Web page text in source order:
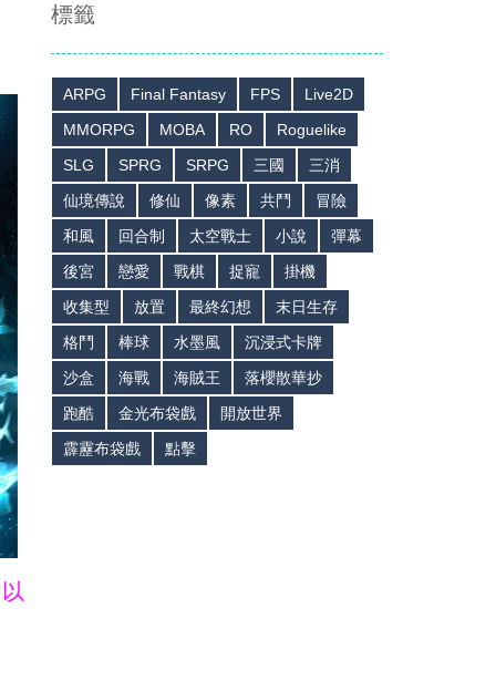
標籤
ARPG Final Fantasy FPS
Live2D
MMORPG
MOBA RO
Roguelike
SLG
SPRG SRPG 三國
三消
仙境傳說
修仙 像素 共鬥
冒險
和風
回合制 太空戰士 小說
彈幕
後宮
戀愛 戰棋 捉寵
掛機
收集型
放置 最終幻想
末日生存
格鬥
棒球 水墨風
沉浸式卡牌
沙盒
海戰 海賊王
落櫻散華抄
跑酷
金光布袋戲
開放世界
霹靂布袋戲
點擊